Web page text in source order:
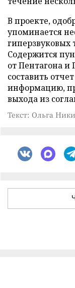
В проекте,
упоминается
гиперзвуковых
Содержится
от Пентагона и
составить
информацию,
выхода из
Текст: Ольга